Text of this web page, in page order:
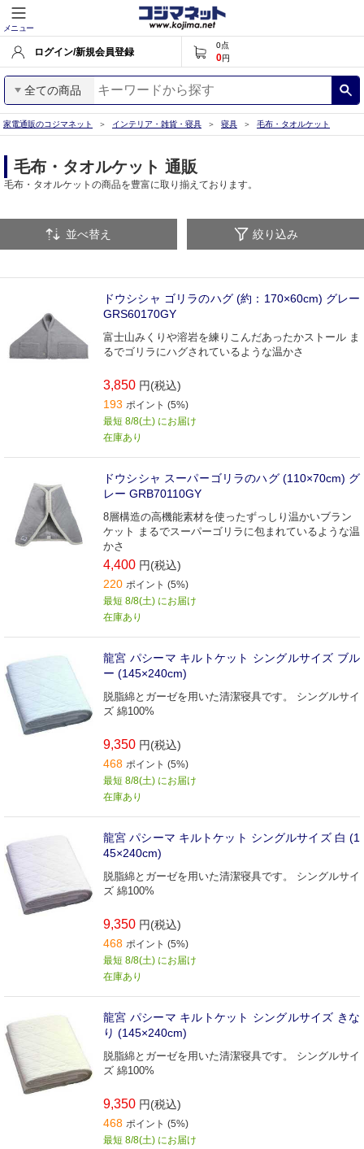
メニュー
ログイン/新規会員登録
0点
0円
全ての商品
家電通販のコジマネット インテリア・雑貨・寝具 寝具 毛布・タオルケット
毛布・タオルケット 通販
毛布・タオルケットの商品を豊富に取り揃えております。
並べ替え 絞り込み
ドウシシャ ゴリラのハグ (約：170×60cm) グレー
GRS60170GY
富士山みくりや溶岩を練りこんだあったかストール ま
るでゴリラにハグされているような温かさ
3,850 円(税込)
193 ポイント (5%)
最短 8/8(土) にお届け
在庫あり
ドウシシャ スーパーゴリラのハグ (110×70cm) グ
レー GRB70110GY
8層構造の高機能素材を使ったずっしり温かいブラン
ケット まるでスーパーゴリラに包まれているような温
かさ
4,400 円(税込)
220 ポイント (5%)
最短 8/8(土) にお届け
在庫あり
龍宮 パシーマ キルトケット シングルサイズ ブル
ー (145×240cm)
脱脂綿とガーゼを用いた清潔寝具です。 シングルサイ
ズ 綿100%
9,350 円(税込)
468 ポイント (5%)
最短 8/8(土) にお届け
在庫あり
龍宮 パシーマ キルトケット シングルサイズ 白 (1
45×240cm)
脱脂綿とガーゼを用いた清潔寝具です。 シングルサイ
ズ 綿100%
9,350 円(税込)
468 ポイント (5%)
最短 8/8(土) にお届け
在庫あり
龍宮 パシーマ キルトケット シングルサイズ きな
り (145×240cm)
脱脂綿とガーゼを用いた清潔寝具です。 シングルサイ
ズ 綿100%
9,350 円(税込)
468 ポイント (5%)
最短 8/8(土) にお届け